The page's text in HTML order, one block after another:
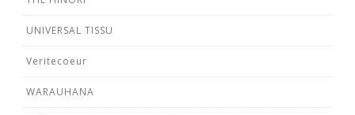
UNIVERSAL TISSU
Veritecoeur
WARAUHANA